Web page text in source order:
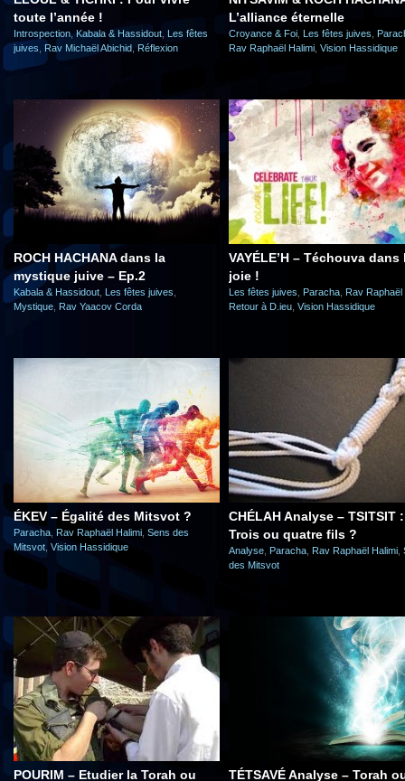
toute l’année !
Introspection,Kabala & Hassidout Les fêtes
juives
Rav Michaël Abichid Réflexion
L’alliance éternelle
Croyance & Foi Les fêtes juives
Rav Raphaël Halimi Vision Hassidique
ROCH HACHANA dans la
mystique juive – Ep.2
Kabala & Hassidout Les fêtes juives
Mystique Rav Yaacov Corda
VAYÉLE’H – Téchouva dans
joie !
Les fêtes juives Paracha Rav Raphaël
Retour à D.ieu Vision Hassidique
ÉKEV – Égalité des Mitsvot ?
Paracha Rav Raphaël Halimi Sens des
Mitsvot Vision Hassidique
CHÉLAH Analyse – TSITSIT :
Trois ou quatre fils ?
Analyse Paracha Rav Raphaël Halimi
des Mitsvot
POURIM – Etudier la Torah ou
TÉTSAVÉ Analyse – Torah